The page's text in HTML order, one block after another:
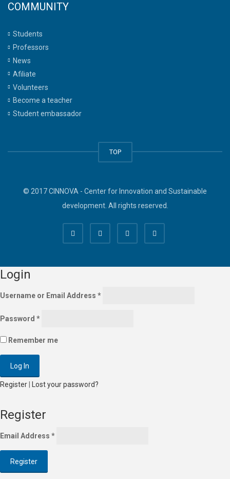
COMMUNITY
Students
Professors
News
Afiliate
Volunteers
Become a teacher
Student embassador
TOP
© 2017 CINNOVA - Center for Innovation and Sustainable
development. All rights reserved.
Login
Username or Email Address *
Password *
Remember me
Register Lost your password?
Register
Email Address *